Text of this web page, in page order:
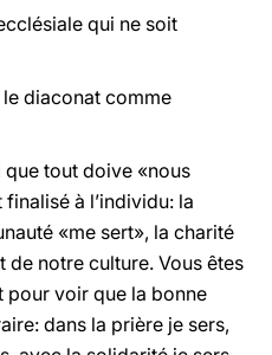
qui ne soit
diaconat comme
que tout doive «nous
à l’individu: la
«me sert», la charité
de notre culture. Vous êtes
pour voir que la bonne
dans la prière je sers,